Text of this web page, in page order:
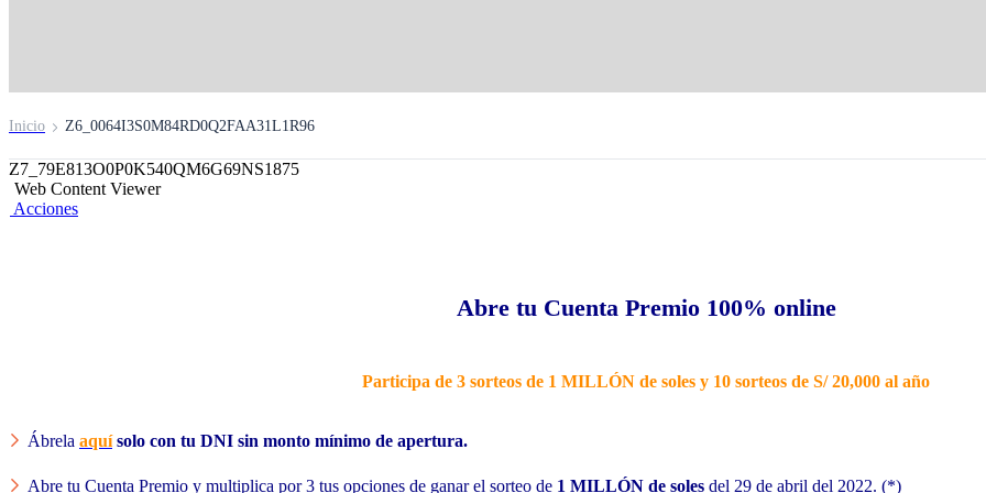
Inicio Z6_0064I3S0M84RD0Q2FAA31L1R96
Z7_79E813O0P0K540QM6G69NS1875
Web Content Viewer
Acciones
Abre tu Cuenta Premio 100% online
Participa de 3 sorteos de 1 MILLÓN de soles y 10 sorteos de S/ 20,000 al año
Ábrela aquí solo con tu DNI sin monto mínimo de apertura.
Abre tu Cuenta Premio y multiplica por 3 tus opciones de ganar el sorteo de 1 MILLÓN de soles del 29 de abril del 2022. (*)